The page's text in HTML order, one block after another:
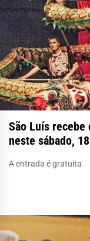
São Luís recebe
neste sábado, 18
A entrada é gratuita